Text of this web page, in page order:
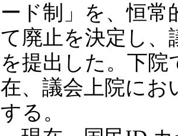
ード制」を、恒常
て廃止を決定し、
を提出した。下院
在、議会上院にお
する。